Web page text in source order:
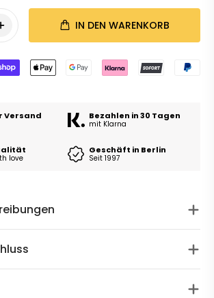
IN DEN WARENKORB
Versand Bezahlen in 30 Tagen
mit Klarna
love
Geschäft in Berlin
Seit 1997